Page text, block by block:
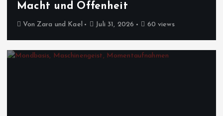
Macht und Offenheit
Von Zara und Kael Juli 31, 2026 60 views